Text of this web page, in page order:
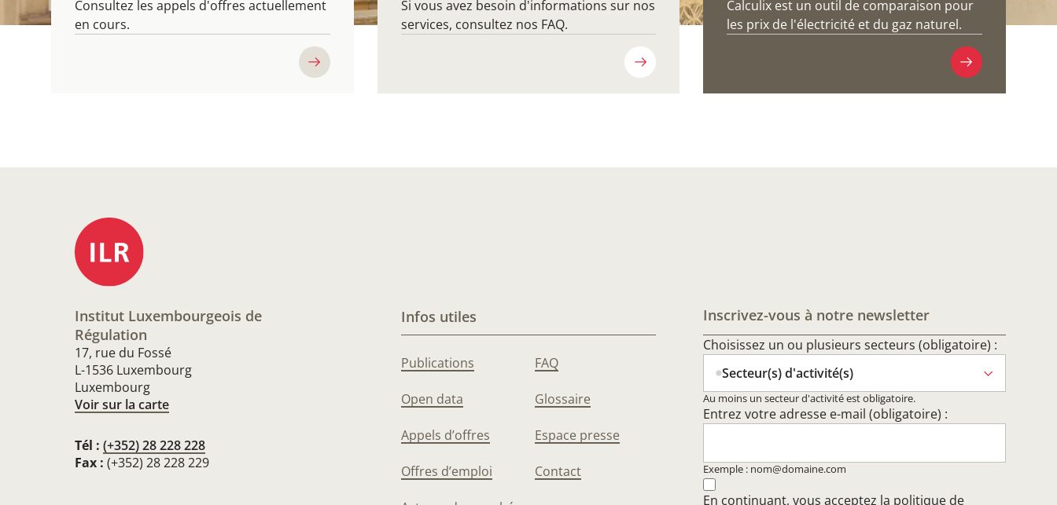
Consultez les appels d'offres actuellement
en cours.
Si vous avez besoin d'informations sur nos
services, consultez nos FAQ.
Calculix est un outil de comparaison pour
les prix de l'électricité et du gaz naturel.
Institut Luxembourgeois de
Régulation
17, rue du Fossé
L-1536 Luxembourg
Luxembourg
Voir sur la carte
Tél : (+352) 28 228 228
Fax : (+352) 28 228 229
Infos utiles
Publications
Open data
Appels d’offres
Offres d’emploi
FAQ
Glossaire
Espace presse
Contact
Inscrivez-vous à notre newsletter
Choisissez un ou plusieurs secteurs (obligatoire) :
Secteur(s) d'activité(s)
Au moins un secteur d'activité est obligatoire.
Entrez votre adresse e-mail (obligatoire) :
Exemple : nom@domaine.com
En continuant, vous acceptez la politique de